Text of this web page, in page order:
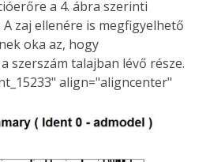
a 4. ábra szerinti
zaj ellenére is megfigyelhető
oka az, hogy
szerszám talajban lévő része.
align="aligncenter"